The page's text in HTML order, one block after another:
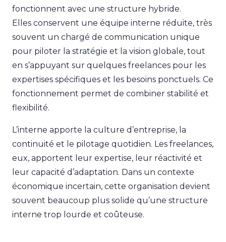
fonctionnent avec une structure hybride.
Elles conservent une équipe interne réduite, très
souvent un chargé de communication unique
pour piloter la stratégie et la vision globale, tout
en s’appuyant sur quelques freelances pour les
expertises spécifiques et les besoins ponctuels. Ce
fonctionnement permet de combiner stabilité et
flexibilité.
L’interne apporte la culture d’entreprise, la
continuité et le pilotage quotidien. Les freelances,
eux, apportent leur expertise, leur réactivité et
leur capacité d’adaptation. Dans un contexte
économique incertain, cette organisation devient
souvent beaucoup plus solide qu’une structure
interne trop lourde et coûteuse.